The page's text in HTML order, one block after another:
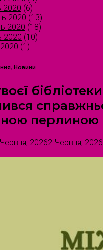
2020 (6)
2020 (13)
2020 (18)
2020 (10)
(1)
, Новини
бібліотеки
перлиною
20262 Червня, 2026